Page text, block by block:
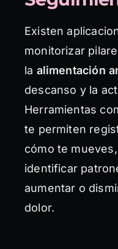
Existen
monitorizar
la alimentación
descanso y la
Herramientas
te permiten
cómo te
identificar
aumentar o
dolor.